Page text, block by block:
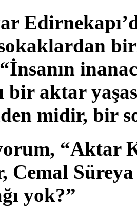
bir aktar
midir, bir
“Aktar
Cemal
yok?”